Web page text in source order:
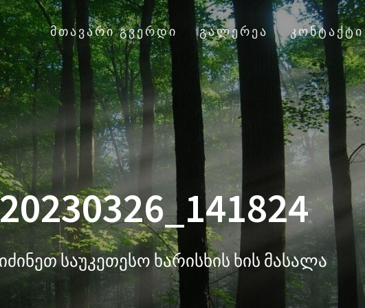
ᲛᲗᲐᲕᲐᲠᲘ ᲒᲕᲔᲠᲓᲘ ᲒᲐᲚᲔᲠᲔᲐ ᲙᲝᲜᲢᲐᲥᲢᲘ
20230326_141824
საუკეთესო ხარისხის ხის მასალა